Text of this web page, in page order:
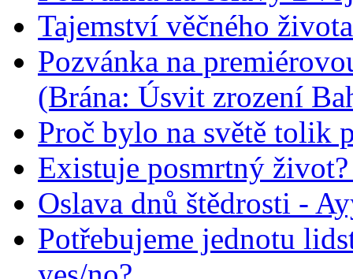
Tajemství věčného života
Pozvánka na
(Brána: Úsvit zrození
Proč bylo na světě tolik
Existuje posmrtný
Oslava dnů štědrosti -
Potřebujeme jednotu